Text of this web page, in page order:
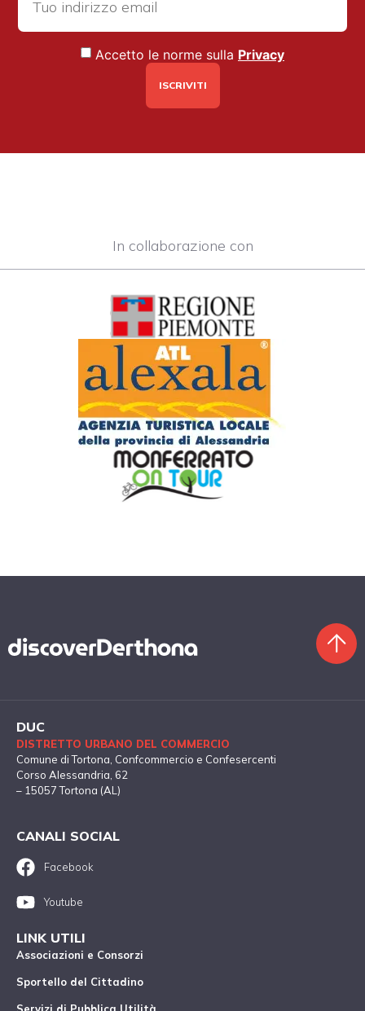
Accetto le norme sulla Privacy
In collaborazione con
DUC
DISTRETTO URBANO DEL COMMERCIO
Comune di Tortona , Confcommercio e Confesercenti
Corso Alessandria, 62
– 15057 Tortona (AL)
CANALI SOCIAL
Facebook
Youtube
LINK UTILI
Associazioni e Consorzi
Sportello del Cittadino